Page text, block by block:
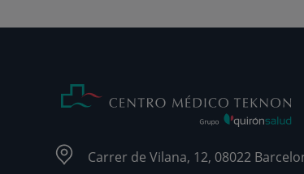
Carrer de Vilana, 12, 08022